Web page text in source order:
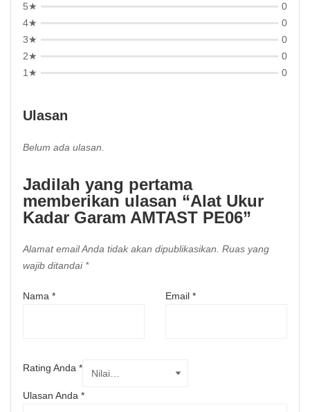
5★
0
4★
0
3★
0
2★
0
1★
0
Ulasan
Belum ada ulasan.
Jadilah yang pertama
memberikan ulasan “Alat Ukur
Kadar Garam AMTAST PE06”
Alamat email Anda tidak akan dipublikasikan. Ruas yang
wajib ditandai *
Nama * Email *
Rating Anda *
Ulasan Anda *